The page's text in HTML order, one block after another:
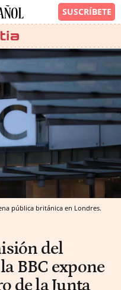
pública británica en Londres.
del
BBC expone
de la Junta